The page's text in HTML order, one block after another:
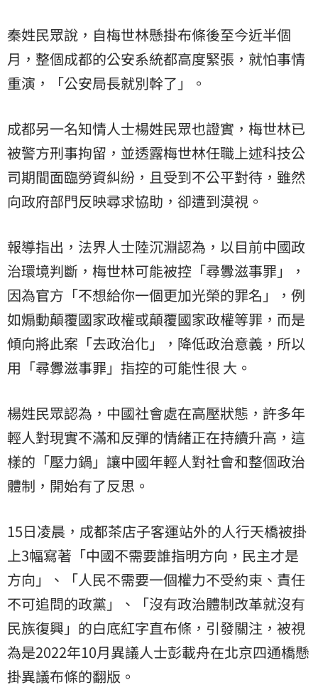
秦姓民眾說，自梅世林懸掛布條後至今近半個
月，整個成都的公安系統都高度緊張，就怕事情
重演，「公安局長就別幹了」。
成都另一名知情人士楊姓民眾也證實，梅世林已
被警方刑事拘留，並透露梅世林任職上述科技公
司期間面臨勞資糾紛，且受到不公平對待，雖然
向政府部門反映尋求協助，卻遭到漠視。
報導指出，法界人士陸沉淵認為，以目前中國政
治環境判斷，梅世林可能被控「尋釁滋事罪」，
因為官方「不想給你一個更加光榮的罪名」，例
如煽動顛覆國家政權或顛覆國家政權等罪，而是
傾向將此案「去政治化」，降低政治意義，所以
用「尋釁滋事罪」指控的可能性很 大。
楊姓民眾認為，中國社會處在高壓狀態，許多年
輕人對現實不滿和反彈的情緒正在持續升高，這
樣的「壓力鍋」讓中國年輕人對社會和整個政治
體制，開始有了反思。
15日凌晨，成都茶店子客運站外的人行天橋被掛
上3幅寫著「中國不需要誰指明方向，民主才是
方向」、「人民不需要一個權力不受約束、責任
不可追問的政黨」、「沒有政治體制改革就沒有
民族復興」的白底紅字直布條，引發關注，被視
為是2022年10月異議人士彭載舟在北京四通橋懸
掛異議布條的翻版。